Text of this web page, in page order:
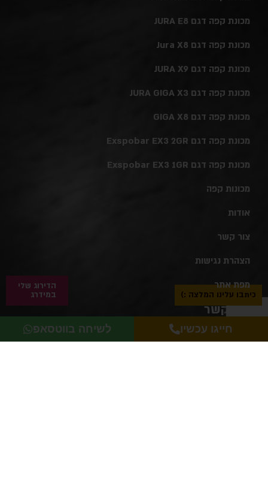
כיתבו עלינו המלצה :)
מכונת קפה דגם JURA E8
מכונת קפה דגם Jura X8
מכונת קפה דגם JURA X9
מכונת קפה דגם JURA GIGA X3
מכונת קפה דגם GIGA X8
מכונת קפה דגם Exspobar EX3 2GR
מכונת קפה דגם Exspobar EX3 1GR
מכונות קפה
אודות
צור קשר
הצהרת נגישות
מפת אתר
צור קשר
טלפון:072-397-5917
הדירוג שלי
במידרג
חייגו עכשיו לשיחה בווטסאפ